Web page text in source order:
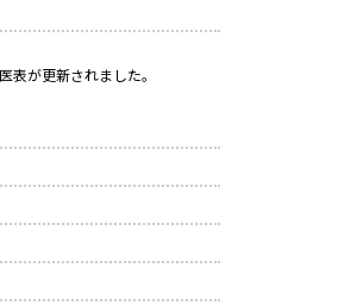
表が更新されました。